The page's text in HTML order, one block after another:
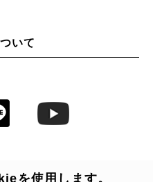
いて
を使用します。